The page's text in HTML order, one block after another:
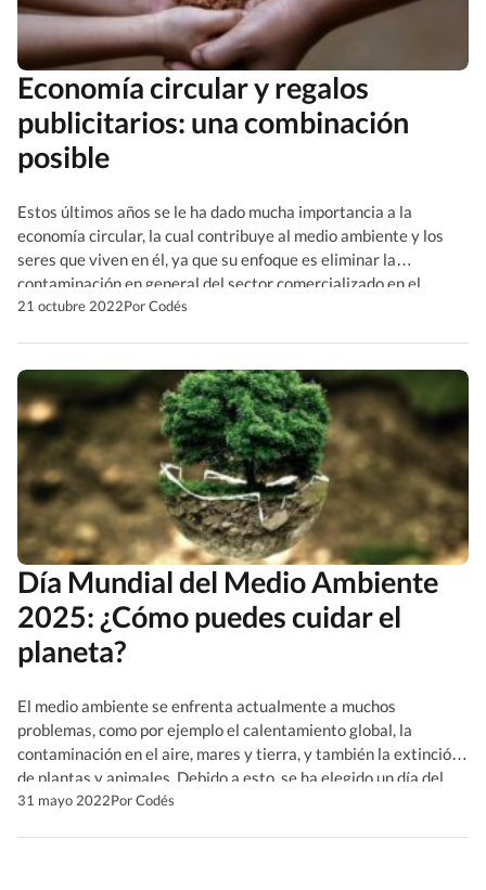
Economía circular y regalos
publicitarios: una combinación
posible
Estos últimos años se le ha dado mucha importancia a la
economía circular, la cual contribuye al medio ambiente y los
seres que viven en él, ya que su enfoque es eliminar la
contaminación en general del sector comercializado en el
planeta, algo que lamentablemente no se ha podido lograr por
21 octubre 2022Por Codés
Día Mundial del Medio Ambiente
2025: ¿Cómo puedes cuidar el
planeta?
El medio ambiente se enfrenta actualmente a muchos
problemas, como por ejemplo el calentamiento global, la
contaminación en el aire, mares y tierra, y también la extinción
de plantas y animales. Debido a esto, se ha elegido un día del
año para inculcar conciencia en todo el mundo sobre la
31 mayo 2022Por Codés